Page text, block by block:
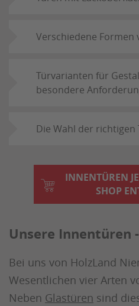
Verschiedene Formen
Türvarianten für
besondere
Die Wahl der richtigen
INNENTÜREN
SHOP
Unsere Innentüren
Bei uns von HolzLand
Wesentlichen vier Arten
Neben Glastüren sind